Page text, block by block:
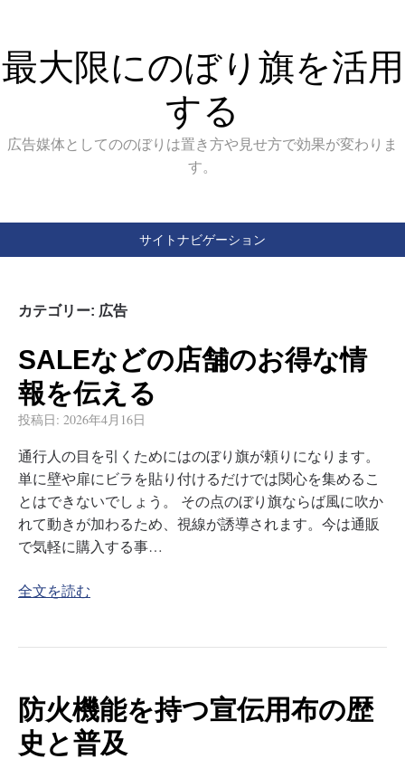
最大限にのぼり旗を活用
する
広告媒体としてののぼりは置き方や見せ方で効果が変わりま
す。
サイトナビゲーション
カテゴリー: 広告
SALEなどの店舗のお得な情
報を伝える
投稿日: 2026年4月16日
通行人の目を引くためにはのぼり旗が頼りになります。
単に壁や扉にビラを貼り付けるだけでは関心を集めるこ
とはできないでしょう。 その点のぼり旗ならば風に吹か
れて動きが加わるため、視線が誘導されます。今は通販
で気軽に購入する事…
全文を読む
防火機能を持つ宣伝用布の歴
史と普及